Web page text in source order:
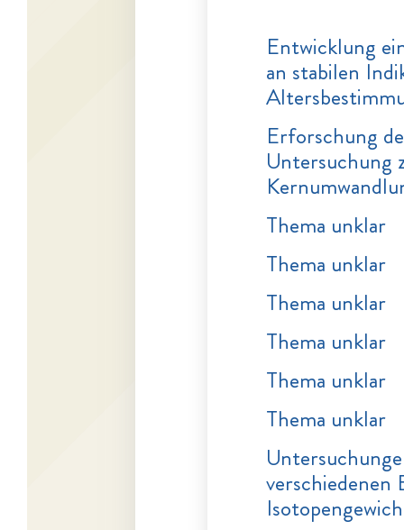
Entwicklung
an stabilen
Erforschung
Untersuchung
Thema unklar
Thema unklar
Thema unklar
Thema unklar
Thema unklar
Thema unklar
verschiedenen